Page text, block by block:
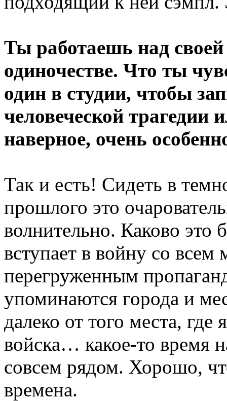
Ты работаешь над
одиночестве. Что ты
один в студии, чтобы
человеческой трагедии
наверное, очень
Так и есть! Сидеть в
прошлого это
волнительно. Каково это
вступает в войну со
перегруженным
упоминаются города и
далеко от того места,
войска… какое-то время
совсем рядом. Хорошо,
времена.